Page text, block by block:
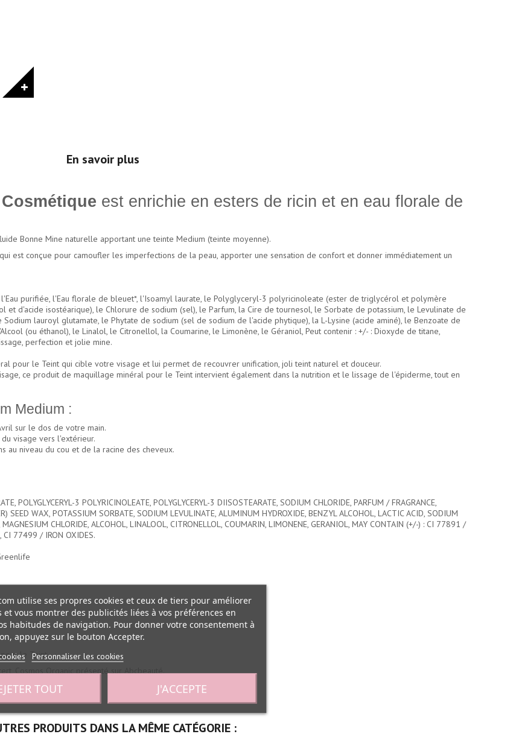
En savoir plus
est enrichie en esters de ricin et en eau florale de
Bonne Mine naturelle apportant une teinte Medium (teinte moyenne).
est conçue pour camoufler les imperfections de la peau, apporter une sensation de confort et donner immédiatement un
purifiée, l'Eau florale de bleuet*, l'Isoamyl laurate, le Polyglyceryl-3 polyricinoleate (ester de triglycérol et polymère
d'acide isostéarique), le Chlorure de sodium (sel), le Parfum, la Cire de tournesol, le Sorbate de potassium, le Levulinate de
lauroyl glutamate, le Phytate de sodium (sel de sodium de l'acide phytique), la L-Lysine (acide aminé), le Benzoate de
(ou éthanol), le Linalol, le Citronellol, la Coumarine, le Limonène, le Géraniol, Peut contenir : +/- : Dioxyde de titane,
perfection et jolie mine.
pour le Teint qui cible votre visage et lui permet de recouvrer unification, joli teint naturel et douceur.
ce produit de maquillage minéral pour le Teint intervient également dans la nutrition et le lissage de l'épiderme, tout en
Medium :
sur le dos de votre main.
visage vers l'extérieur.
niveau du cou et de la racine des cheveux.
POLYGLYCERYL-3 POLYRICINOLEATE, POLYGLYCERYL-3 DIISOSTEARATE, SODIUM CHLORIDE, PARFUM / FRAGRANCE,
SEED WAX, POTASSIUM SORBATE, SODIUM LEVULINATE, ALUMINUM HYDROXIDE, BENZYL ALCOHOL, LACTIC ACID, SODIUM
CHLORIDE, ALCOHOL, LINALOOL, CITRONELLOL, COUMARIN, LIMONENE, GERANIOL, MAY CONTAIN (+/-) : CI 77891 /
CI 77499 / IRON OXIDES.
le Teint.
Cosmos Organic présenté sur Abcbeauté.
PRODUITS DANS LA MÊME CATÉGORIE :
utilise ses propres cookies et ceux de tiers pour améliorer
et vous montrer des publicités liées à vos préférences en
habitudes de navigation. Pour donner votre consentement à
appuyez sur le bouton Accepter.
Personnaliser les cookies
TOUT J'ACCEPTE